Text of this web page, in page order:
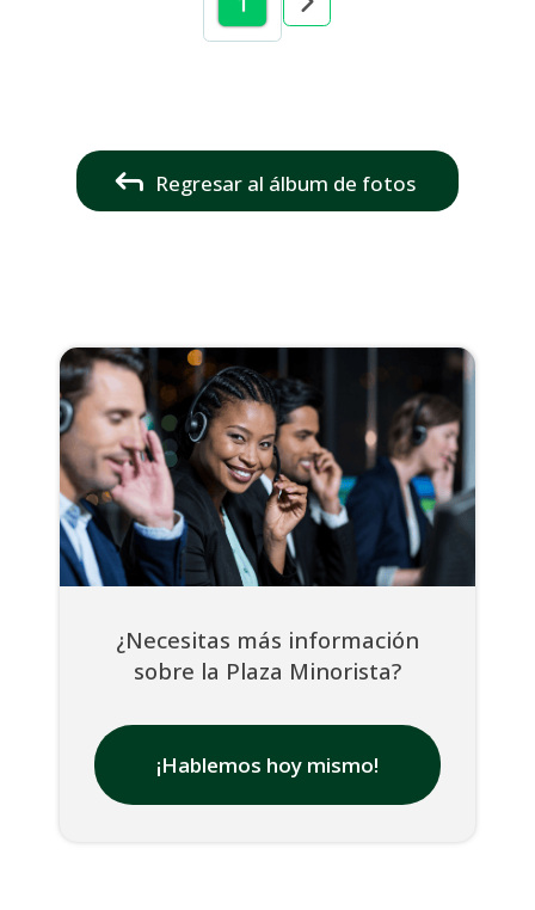
Regresar al álbum de fotos
¿Necesitas más información
sobre la Plaza Minorista?
¡Hablemos hoy mismo!